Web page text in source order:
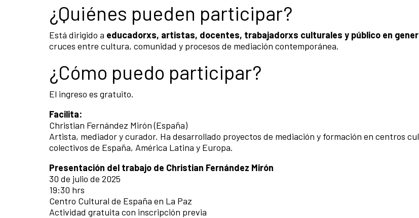
¿Quiénes pueden participar?
Está dirigido a educadorxs, artistas, docentes, trabajadorxs culturales y público en
cruces entre cultura, comunidad y procesos de mediación contemporánea.
¿Cómo puedo participar?
El ingreso es gratuito.
Facilita:
Christian Fernández Mirón (España)
Artista, mediador y curador. Ha desarrollado proyectos de mediación y formación en centros
colectivos de España, América Latina y Europa.
Presentación del trabajo de Christian Fernández Mirón
30 de julio de 2025
19:30 hrs
Centro Cultural de España en La Paz
Actividad gratuita con inscripción previa